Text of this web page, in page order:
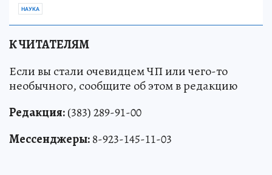
НАУКА
К ЧИТАТЕЛЯМ
Если вы стали очевидцем ЧП или чего-то
необычного, сообщите об этом в редакцию
Редакция:(383) 289-91-00
Мессенджеры:8-923-145-11-03